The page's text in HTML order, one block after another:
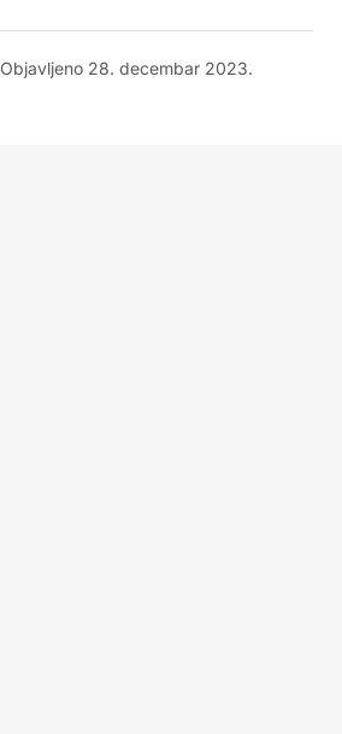
Objavljeno 28. decembar 2023.